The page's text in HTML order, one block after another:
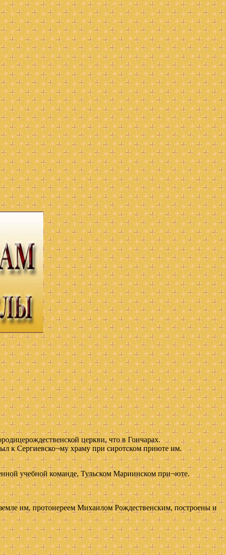
церкви, что в Гончарах.
к Сергиевско¬му храму при сиротском приюте им.
учебной команде, Тульском Мариинском при¬юте.
им, протоиереем Михаилом Рождественским, построены и